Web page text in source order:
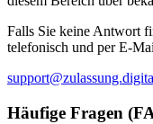
Falls Sie keine Antwort
telefonisch und per E-
Häufige Fragen